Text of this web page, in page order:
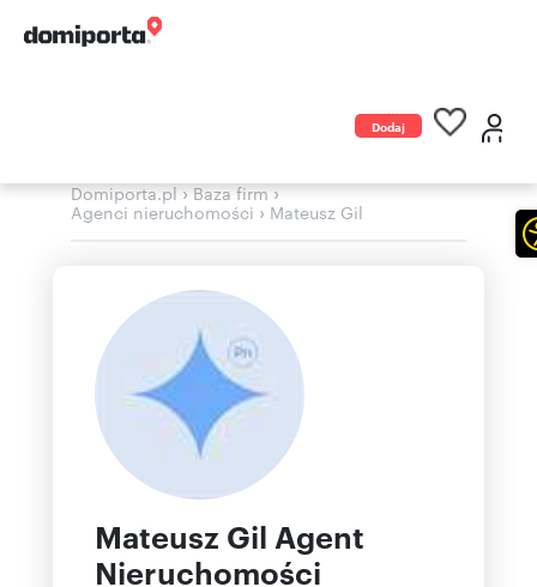
Dodaj
Domiporta.pl›Baza firm›
Agenci nieruchomości › Mateusz Gil
Mateusz Gil Agent
Nieruchomości